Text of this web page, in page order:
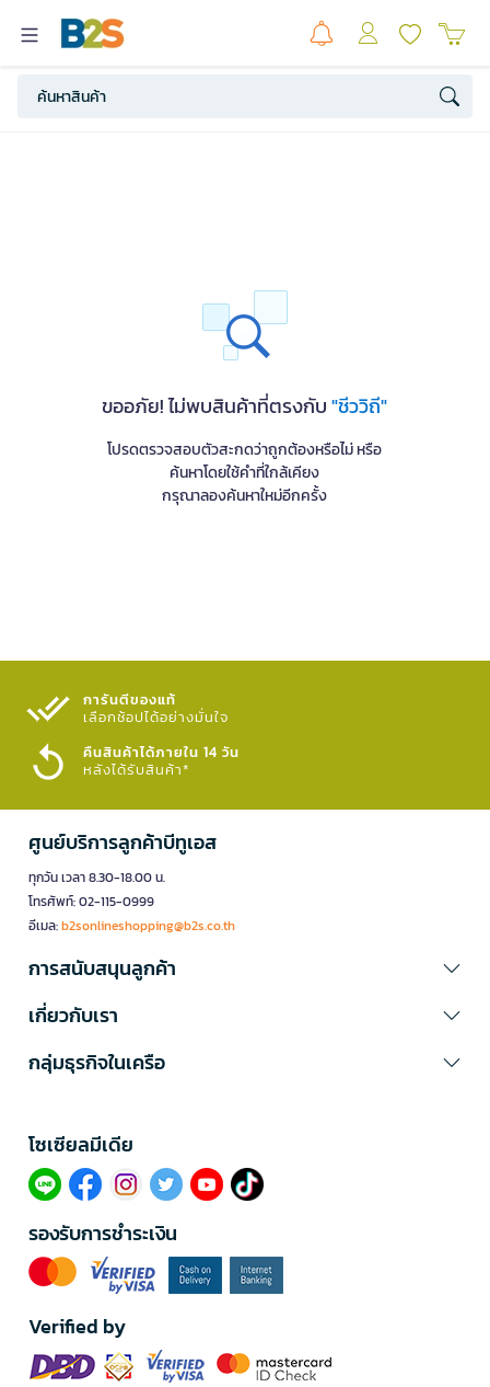
ขออภัย! ไม่พบสินค้าที่ตรงกับ"ชีววิถี"
โปรดตรวจสอบตัวสะกดว่าถูกต้องหรือไม่ หรือ
ค้นหาโดยใช้คำที่ใกล้เคียง
กรุณาลองค้นหาใหม่อีกครั้ง
การันตีของแท้
เลือกช้อปได้อย่างมั่นใจ​
คืนสินค้าได้ภายใน 14 วัน
หลังได้รับสินค้า*
ศูนย์บริการลูกค้าบีทูเอส
ทุกวัน เวลา 8.30-18.00 น.
โทรศัพท์: 02-115-0999
อีเมล:b2sonlineshopping@b2s.co.th
การสนับสนุนลูกค้า
เกี่ยวกับเรา
กลุ่มธุรกิจในเครือ
โซเซียลมีเดีย​
รองรับการชำระเงิน
Verified by